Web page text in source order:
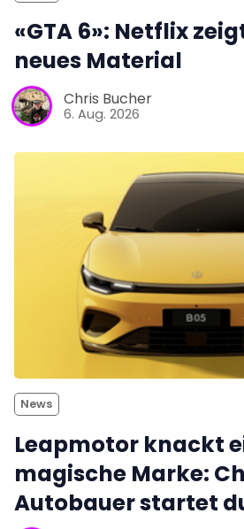
«GTA 6»: Netflix
neues Material
Chris Bucher
6. Aug. 2026
News
Leapmotor knackt
magische Marke:
Autobauer startet